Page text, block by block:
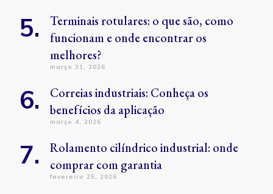
Terminais rotulares: o que são, como
funcionam e onde encontrar os
melhores?
março 31, 2026
Correias industriais: Conheça os
benefícios da aplicação
março 4, 2026
Rolamento cilíndrico industrial: onde
comprar com garantia
fevereiro 25, 2026